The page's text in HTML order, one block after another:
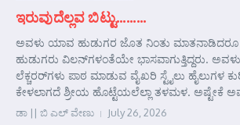
ಇರುವುದೆಲ್ಲವ ಬಿಟ್ಟು………
ಅವಳು ಯಾವ ಹುಡುಗರ ಜೊತ ನಿಂತು ಮಾತನಾಡಿದರೂ
ಹುಡುಗರು ವಿಲನ್‌ಗಳಂತೆಯೇ ಭಾಸವಾಗುತ್ತಿದ್ದರು.
ಲೆಕ್ಚರರ್‌ಗಳು ಪಾಠ ಮಾಡುವ ವೈಖರಿ ಸ್ಟೈಲು ಹೈಲುಗಳ
ಕೇಳಲಾಗದೆ ಶ್ರೀಯ ಹೊಟ್ಟೆಯಲೆಲ್ಲಾ ತಳಮಳ. ಅಷ್ಟೇಕೆ
ಡಾ || ಬಿ ಎಲ್ ವೇಣು July 26, 2026